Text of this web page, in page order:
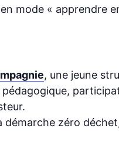
mode « apprendre
, une jeune
zéro